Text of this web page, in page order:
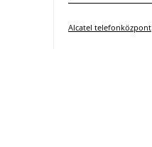
Alcatel telefonközpont